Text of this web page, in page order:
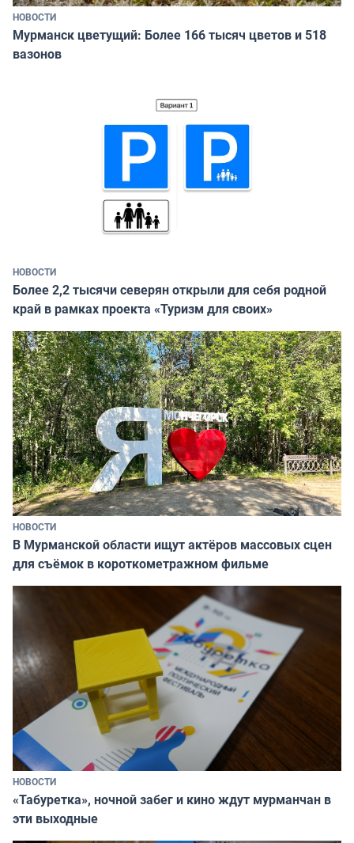
НОВОСТИ
Мурманск цветущий: Более 166 тысяч цветов и 518
вазонов
НОВОСТИ
Более 2,2 тысячи северян открыли для себя родной
край в рамках проекта «Туризм для своих»
НОВОСТИ
В Мурманской области ищут актёров массовых сцен
для съёмок в короткометражном фильме
НОВОСТИ
«Табуретка», ночной забег и кино ждут мурманчан в
эти выходные